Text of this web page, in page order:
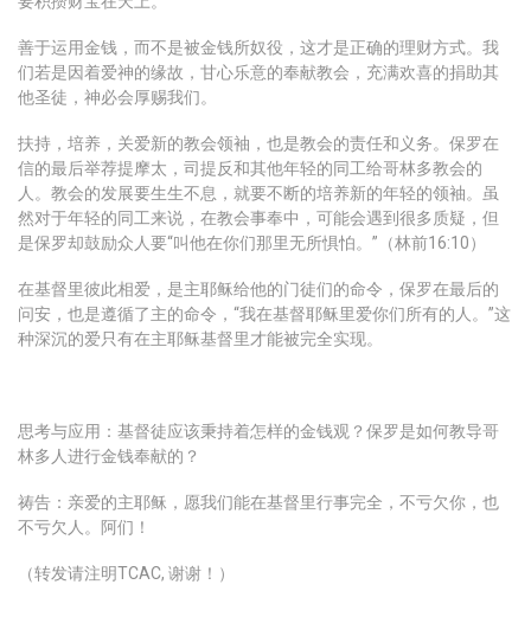
善于运用金钱，而不是被金钱所奴役，这才是正确的理财方式。我
们若是因着爱神的缘故，甘心乐意的奉献教会，充满欢喜的捐助其
他圣徒，神必会厚赐我们。
扶持，培养，关爱新的教会领袖，也是教会的责任和义务。保罗在
信的最后举荐提摩太，司提反和其他年轻的同工给哥林多教会的
人。教会的发展要生生不息，就要不断的培养新的年轻的领袖。虽
然对于年轻的同工来说，在教会事奉中，可能会遇到很多质疑，但
是保罗却鼓励众人要“叫他在你们那里无所惧怕。”（林前16:10）
在基督里彼此相爱，是主耶稣给他的门徒们的命令，保罗在最后的
问安，也是遵循了主的命令，“我在基督耶稣里爱你们所有的人。”这
种深沉的爱只有在主耶稣基督里才能被完全实现。
思考与应用：基督徒应该秉持着怎样的金钱观？保罗是如何教导哥
林多人进行金钱奉献的？
祷告：亲爱的主耶稣，愿我们能在基督里行事完全，不亏欠你，也
不亏欠人。阿们！
（转发请注明TCAC, 谢谢！）